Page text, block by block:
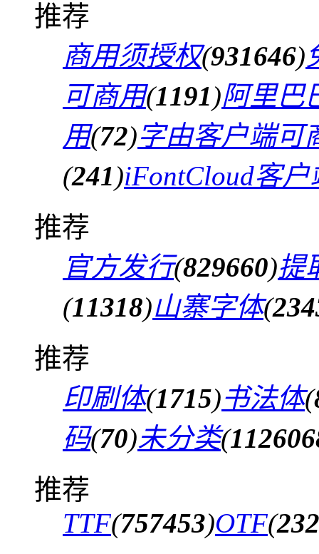
推荐
商用须授权(931646)
可商用(1191)阿里巴
用(72)字由客户端可
(241)iFontCloud客
推荐
官方发行(829660)提
(11318)山寨字体(
推荐
印刷体(1715)书法体(
码(70)未分类(
推荐
TTF(757453)OTF(